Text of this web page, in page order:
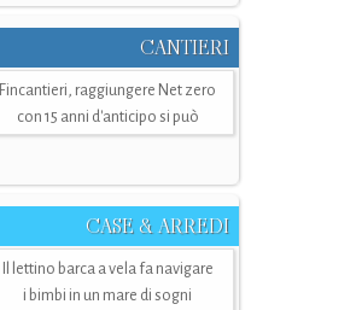
CANTIERI
Fincantieri, raggiungere Net zero
con 15 anni d'anticipo si può
CASE & ARREDI
Il lettino barca a vela fa navigare
i bimbi in un mare di sogni